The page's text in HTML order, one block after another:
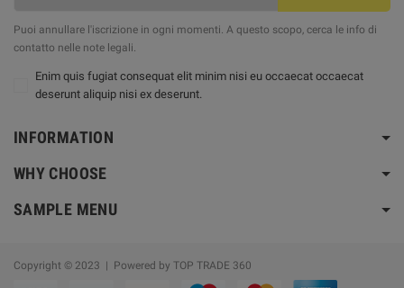
Puoi annullare l'iscrizione in ogni momenti. A questo scopo, cerca le info di
contatto nelle note legali.
Enim quis fugiat consequat elit minim nisi eu occaecat occaecat
deserunt aliquip nisi ex deserunt.
INFORMATION
WHY CHOOSE
SAMPLE MENU
Copyright © 2023 | Powered by TOP TRADE 360